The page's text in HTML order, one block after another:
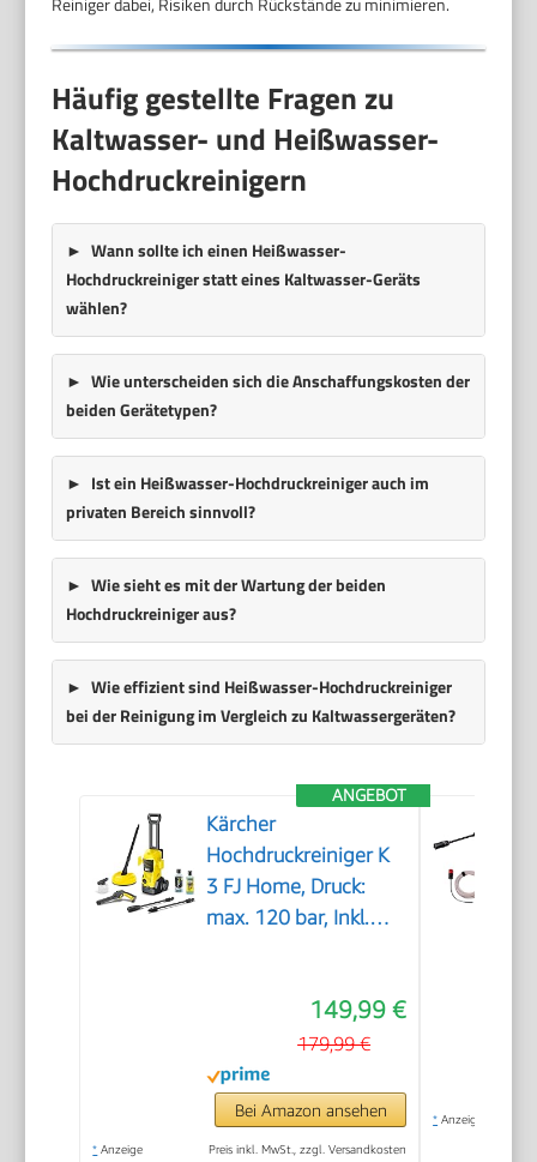
Häufig gestellte Fragen zu
Kaltwasser- und Heißwasser-
Hochdruckreinigern
Wann sollte ich einen Heißwasser-
Hochdruckreiniger statt eines Kaltwasser-Geräts
wählen?
Wie unterscheiden sich die Anschaffungskosten der
beiden Gerätetypen?
Ist ein Heißwasser-Hochdruckreiniger auch im
privaten Bereich sinnvoll?
Wie sieht es mit der Wartung der beiden
Hochdruckreiniger aus?
Wie effizient sind Heißwasser-Hochdruckreiniger
bei der Reinigung im Vergleich zu Kaltwassergeräten?
ANGEBOT
Kärcher
Hochdruckreiniger K
3 FJ Home, Druck:
max. 120 bar, Inkl.
und höchste
Schmutzlösekraft &
HomeKit, gelb
149,99 €
179,99 €
Bei Amazon ansehen
* Anzeige Preis inkl. MwSt., zzgl. Versandkosten
* Anzeige